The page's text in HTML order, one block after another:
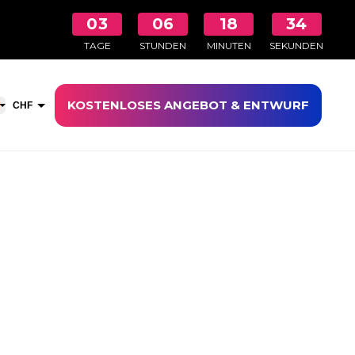
03
TAGE
06
STUNDEN
18
MINUTEN
34
SEKUNDEN
öffnen
CHF KOSTENLOSES ANGEBOT & ENTWURF